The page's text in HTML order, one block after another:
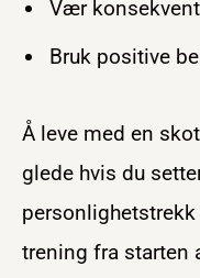
Vær konsekvent
Bruk positive
Å leve med en
glede hvis du
trening fra starten